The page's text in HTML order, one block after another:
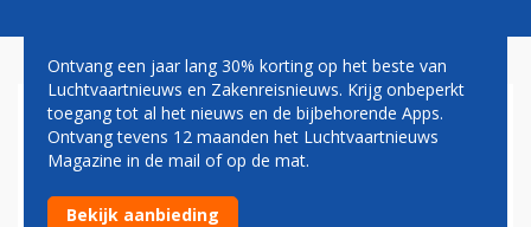
KLM NEEMT AFSCHEID VAN
BOEING 747 'MELBOURNE'
Ontvang een jaar lang 30% korting op het beste van
Luchtvaartnieuws en Zakenreisnieuws. Krijg onbeperkt
toegang tot al het nieuws en de bijbehorende Apps.
Ontvang tevens 12 maanden het Luchtvaartnieuws
Magazine in de mail of op de mat.
Bekijk aanbieding